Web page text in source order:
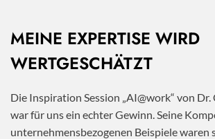
MEINE EXPERTISE WIRD
WERTGESCHÄTZT
Die Inspiration Session „AI@work“ von
war für uns ein echter Gewinn. Seine
unternehmensbezogenen Beispiele waren